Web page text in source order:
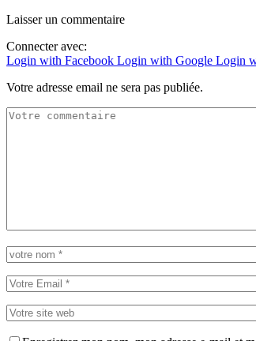
Laisser un commentaire
Connecter avec:
Login with Facebook Login with Google Login
Votre adresse email ne sera pas publiée.